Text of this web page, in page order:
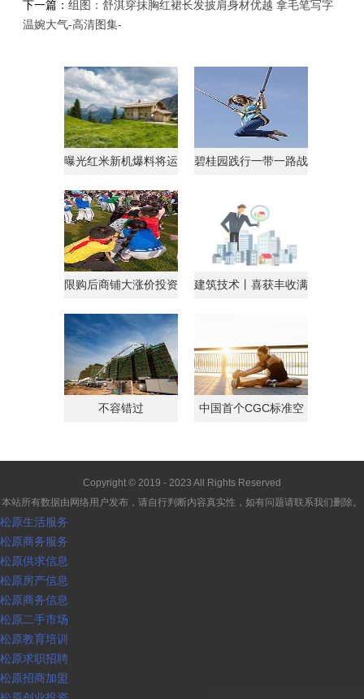
下一篇：组图：舒淇穿抹胸红裙长发披肩身材优越 拿毛笔写字
温婉大气-高清图集-
曝光红米新机爆料将运
碧桂园践行一带一路战
限购后商铺大涨价投资
建筑技术丨喜获丰收满
不容错过
中国首个CGC标准空
Copyright © 2019 - 2023 All Rights Reserved
本站所有数据由网络用户发布，请自行判断内容真实性，如有问题请联系我们删除。
松原生活服务
松原商务服务
松原供求信息
松原房产信息
松原商务信息
松原二手市场
松原教育培训
松原求职招聘
松原招商加盟